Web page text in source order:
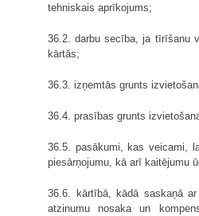
tehniskais aprīkojums;
36.2. darbu secība, ja tīrīšanu
kārtās;
36.3. izņemtās grunts
36.4. prasības grunts
36.5. pasākumi, kas veicami,
piesārņojumu, kā arī kaitējumu
36.6. kārtībā, kādā saskaņā
atzinumu nosaka un